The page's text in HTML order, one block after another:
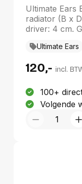
Ultimate Ears
radiator (B x
driver: 4 cm.
Bluetooth-
Aanbevolen
Ultimate Ears
120,- incl.
100+
Volgende